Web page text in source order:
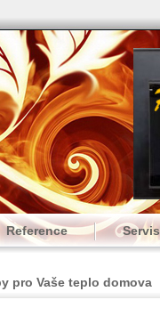
Reference Servis
pro Vaše teplo domova